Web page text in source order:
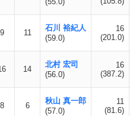
9 11
石川 裕紀人
(59.0)
16
(201.0)
14
北村 宏司
(56.0)
16
(387.2)
8 6
秋山 真一郎
(57.0)
11
(81.6)